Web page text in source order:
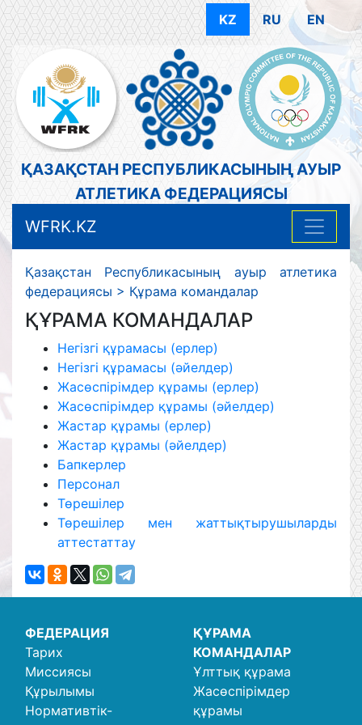
KZ RU EN
ҚАЗАҚСТАН РЕСПУБЛИКАСЫНЫҢ АУЫР
АТЛЕТИКА ФЕДЕРАЦИЯСЫ
WFRK.KZ
Қазақстан Республикасының ауыр атлетика
федерациясы > Құрама командалар
ҚҰРАМА КОМАНДАЛАР
Негізгі құрамасы (ерлер)
Негізгі құрамасы (әйелдер)
Жасөспірімдер құрамы (ерлер)
Жасөспірімдер құрамы (әйелдер)
Жастар құрамы (ерлер)
Жастар құрамы (әйелдер)
Бапкерлер
Персонал
Төрешілер
Төрешілер мен жаттықтырушыларды
аттестаттау
ФЕДЕРАЦИЯ
Тарих
Миссиясы
Құрылымы
Нормативтік-
ҚҰРАМА
КОМАНДАЛАР
Ұлттық құрама
Жасөспірімдер
құрамы